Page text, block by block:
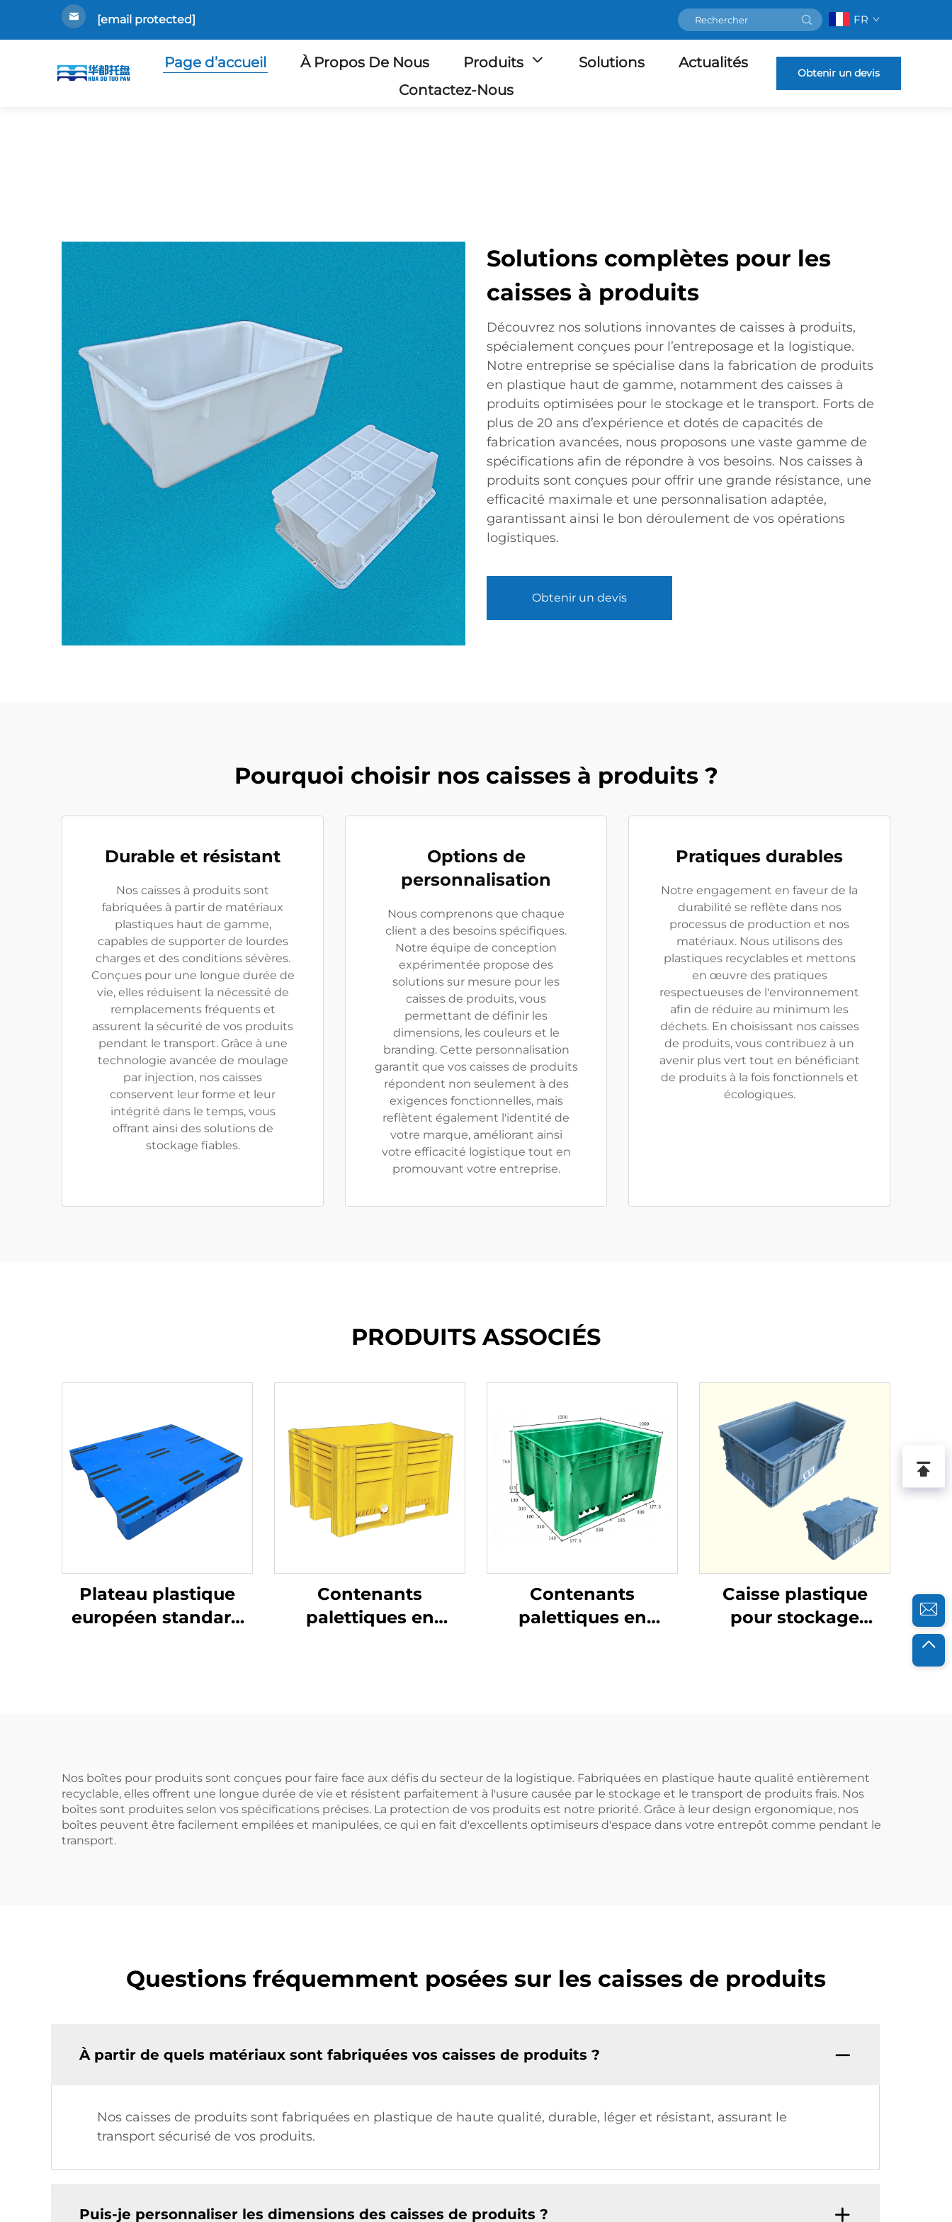
[email protected] FR
Page d’accueil À Propos De Nous Produits Solutions
Actualités
Contactez-Nous
Obtenir un devis
Solutions complètes pour les
caisses à produits
Découvrez nos solutions innovantes de caisses à produits,
spécialement conçues pour l’entreposage et la logistique.
Notre entreprise se spécialise dans la fabrication de produits
en plastique haut de gamme, notamment des caisses à
produits optimisées pour le stockage et le transport. Forts de
plus de 20 ans d’expérience et dotés de capacités de
fabrication avancées, nous proposons une vaste gamme de
spécifications afin de répondre à vos besoins. Nos caisses à
produits sont conçues pour offrir une grande résistance, une
efficacité maximale et une personnalisation adaptée,
garantissant ainsi le bon déroulement de vos opérations
logistiques.
Obtenir un devis
Pourquoi choisir nos caisses à produits ?
Durable et résistant
Nos caisses à produits sont
fabriquées à partir de matériaux
plastiques haut de gamme,
capables de supporter de lourdes
charges et des conditions sévères.
Conçues pour une longue durée de
vie, elles réduisent la nécessité de
remplacements fréquents et
assurent la sécurité de vos produits
pendant le transport. Grâce à une
technologie avancée de moulage
par injection, nos caisses
conservent leur forme et leur
intégrité dans le temps, vous
offrant ainsi des solutions de
stockage fiables.
Options de
personnalisation
Nous comprenons que chaque
client a des besoins spécifiques.
Notre équipe de conception
expérimentée propose des
solutions sur mesure pour les
caisses de produits, vous
permettant de définir les
dimensions, les couleurs et le
branding. Cette personnalisation
garantit que vos caisses de produits
répondent non seulement à des
exigences fonctionnelles, mais
reflètent également l'identité de
votre marque, améliorant ainsi
votre efficacité logistique tout en
promouvant votre entreprise.
Pratiques durables
Notre engagement en faveur de la
durabilité se reflète dans nos
processus de production et nos
matériaux. Nous utilisons des
plastiques recyclables et mettons
en œuvre des pratiques
respectueuses de l'environnement
afin de réduire au minimum les
déchets. En choisissant nos caisses
de produits, vous contribuez à un
avenir plus vert tout en bénéficiant
de produits à la fois fonctionnels et
écologiques.
PRODUITS ASSOCIÉS
Plateau plastique
européen standard
Contenants
palettiques en
Contenants
palettiques en
Caisse plastique
pour stockage
Nos boîtes pour produits sont conçues pour faire face aux défis du secteur de la logistique. Fabriquées en plastique haute qualité entièrement
recyclable, elles offrent une longue durée de vie et résistent parfaitement à l'usure causée par le stockage et le transport de produits frais. Nos
boîtes sont produites selon vos spécifications précises. La protection de vos produits est notre priorité. Grâce à leur design ergonomique, nos
boîtes peuvent être facilement empilées et manipulées, ce qui en fait d'excellents optimiseurs d'espace dans votre entrepôt comme pendant le
transport.
Questions fréquemment posées sur les caisses de produits
À partir de quels matériaux sont fabriquées vos caisses de produits ?
Nos caisses de produits sont fabriquées en plastique de haute qualité, durable, léger et résistant, assurant le
transport sécurisé de vos produits.
Puis-je personnaliser les dimensions des caisses de produits ?